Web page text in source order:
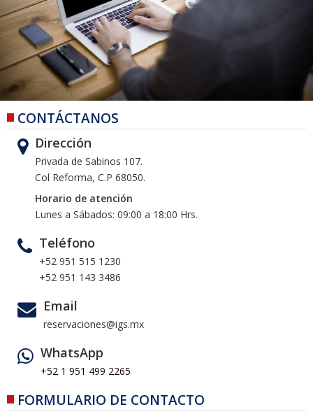
CONTÁCTANOS
Dirección
Privada de Sabinos 107.
Col Reforma, C.P 68050.
Horario de atención
Lunes a Sábados: 09:00 a 18:00 Hrs.
Teléfono
+52 951 515 1230
+52 951 143 3486
Email
reservaciones@igs.mx
WhatsApp
+52 1 951 499 2265
FORMULARIO DE CONTACTO